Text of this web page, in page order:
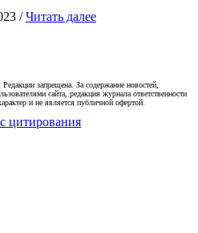
/Читать далее
Редакции запрещена. За содержание новостей,
сайта, редакция журнала ответственности
и не является публичной офертой.